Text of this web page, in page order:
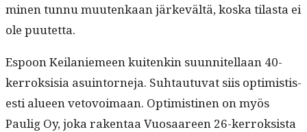
mi­nen tun­nu muutenkaan järkevältä, kos­ka tilas­ta ei
ole puutetta.
Espoon Keilaniemeen kuitenkin suun­nitel­laan 40-
ker­roksisia asuin­torne­ja. Suh­tau­tu­vat siis opti­mistis­
es­ti alueen vetovoimaan. Opti­misti­nen on myös
Paulig Oy, joka rak­en­taa Vuosaa­reen 26-ker­roksista